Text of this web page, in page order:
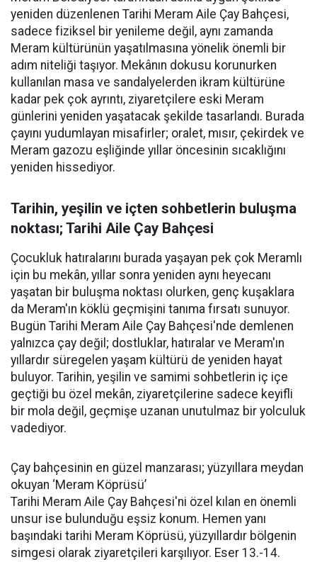
yeniden düzenlenen Tarihi Meram Aile Çay Bahçesi,
sadece fiziksel bir yenileme değil, aynı zamanda
Meram kültürünün yaşatılmasına yönelik önemli bir
adım niteliği taşıyor. Mekânın dokusu korunurken
kullanılan masa ve sandalyelerden ikram kültürüne
kadar pek çok ayrıntı, ziyaretçilere eski Meram
günlerini yeniden yaşatacak şekilde tasarlandı. Burada
çayını yudumlayan misafirler; oralet, mısır, çekirdek ve
Meram gazozu eşliğinde yıllar öncesinin sıcaklığını
yeniden hissediyor.
Tarihin, yeşilin ve içten sohbetlerin buluşma
noktası; Tarihi Aile Çay Bahçesi
Çocukluk hatıralarını burada yaşayan pek çok Meramlı
için bu mekân, yıllar sonra yeniden aynı heyecanı
yaşatan bir buluşma noktası olurken, genç kuşaklara
da Meram'ın köklü geçmişini tanıma fırsatı sunuyor.
Bugün Tarihi Meram Aile Çay Bahçesi'nde demlenen
yalnızca çay değil; dostluklar, hatıralar ve Meram'ın
yıllardır süregelen yaşam kültürü de yeniden hayat
buluyor. Tarihin, yeşilin ve samimi sohbetlerin iç içe
geçtiği bu özel mekân, ziyaretçilerine sadece keyifli
bir mola değil, geçmişe uzanan unutulmaz bir yolculuk
vadediyor.
Çay bahçesinin en güzel manzarası; yüzyıllara meydan
okuyan ‘Meram Köprüsü’
Tarihi Meram Aile Çay Bahçesi'ni özel kılan en önemli
unsur ise bulunduğu eşsiz konum. Hemen yanı
başındaki tarihi Meram Köprüsü, yüzyıllardır bölgenin
simgesi olarak ziyaretçileri karşılıyor. Eser 13.-14.